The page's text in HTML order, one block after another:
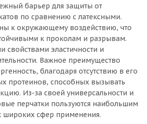
барьер для защиты от
по сравнению с латексными.
к окружающему воздействию, что
к проколам и разрывам.
свойствами эластичности и
Важное преимущество
благодаря отсутствию в его
протеинов, способных вызывать
Из-за своей универсальности и
перчатки пользуются наибольшим
широких сфер применения.